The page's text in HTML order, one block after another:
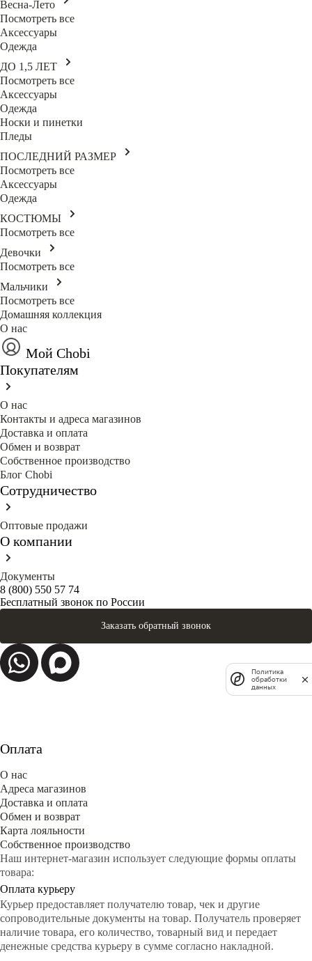
Весна-Лето
Посмотреть все
Аксессуары
Одежда
ДО 1,5 ЛЕТ
Посмотреть все
Аксессуары
Одежда
Носки и пинетки
Пледы
ПОСЛЕДНИЙ РАЗМЕР
Посмотреть все
Аксессуары
Одежда
КОСТЮМЫ
Посмотреть все
Девочки
Посмотреть все
Мальчики
Посмотреть все
Домашняя коллекция
О нас
Мой Chobi
Покупателям
О нас
Контакты и адреса магазинов
Доставка и оплата
Обмен и возврат
Собственное производство
Блог Сhobi
Сотрудничество
Оптовые продажи
О компании
Документы
8 (800) 550 57 74
Бесплатный звонок по России
Заказать обратный звонок
Оплата
О нас
Адреса магазинов
Доставка и оплата
Обмен и возврат
Карта лояльности
Собственное производство
Наш интернет-магазин использует следующие формы оплаты
товара:
Оплата курьеру
Курьер предоставляет получателю товар, чек и другие
сопроводительные документы на товар. Получатель проверяет
наличие товара, его количество, товарный вид и передает
денежные средства курьеру в сумме согласно накладной.
Политика
обработки
данных